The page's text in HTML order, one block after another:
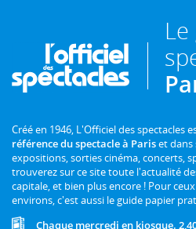
Créé en 1946, L'Officiel des spectacles
référence du spectacle à Pariset dans
expositions, sorties cinéma, concerts,
trouverez sur ce site toute l'actualité
capitale, et bien plus encore ! Pour
environs, c'est aussi le guide papier
Chaque mercredi en kiosque.